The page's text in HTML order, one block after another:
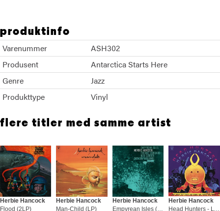
produktinfo
Varenummer
ASH302
Produsent
Antarctica Starts Here
Genre
Jazz
Produkttype
Vinyl
flere titler med samme artist
Herbie Hancock
Flood (2LP)
Herbie Hancock
Man-Child (LP)
Herbie Hancock
Empyrean Isles (LP)
Herbie Hancock
Head Hunters - LTD 45rpm (2LP)